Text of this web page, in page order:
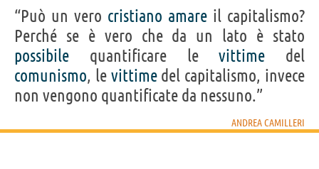
“Può un vero cristiano amare il capitalismo?
Perché se è vero che da un lato è stato
possibile quantificare levittime del
comunismo, le vittimedel capitalismo, invece
non vengono quantificate da nessuno.”
ANDREA CAMILLERI